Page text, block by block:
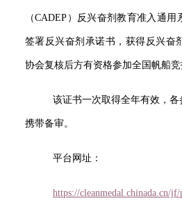
（CADEP）反兴奋剂教育准入通
签署反兴奋剂承诺书，获得反兴奋
协会复核后方有资格参加全国帆船竞
该证书一次取得全年有效，
携带备审。
平台网址：
https://cleanmedal.chinada.cn/